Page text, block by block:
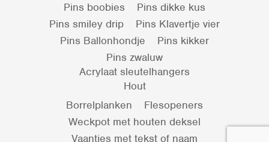
Pins boobies
Pins dikke kus
Pins smiley drip
Pins Klavertje vier
Pins Ballonhondje
Pins kikker
Pins zwaluw
Acrylaat sleutelhangers
Hout
Borrelplanken
Flesopeners
Weckpot met houten deksel
Vaantjes met tekst of naam